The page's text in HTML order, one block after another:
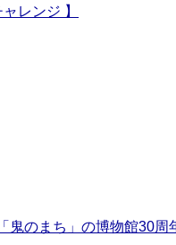
レンジ 】
のまち」の博物館30周